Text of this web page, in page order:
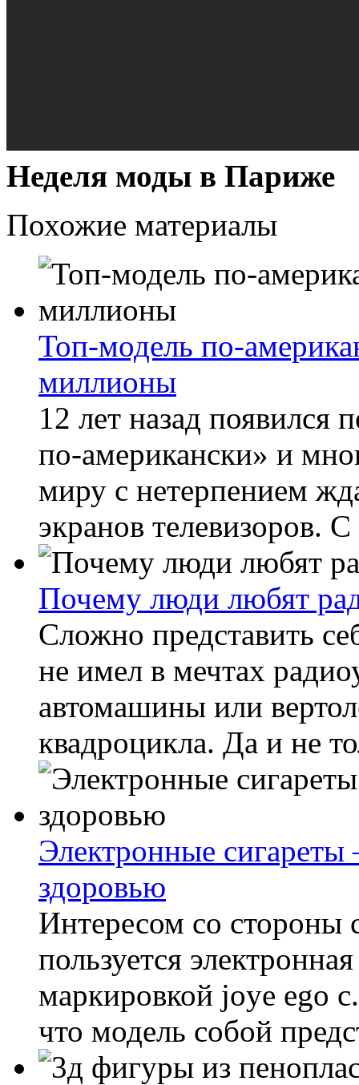
Неделя моды в Париже
Похожие материалы
Топ-модель по-
миллионы
12 лет назад появился
по-американски» и
миру с нетерпением
экранов телевизоров.
Почему люди любят
Сложно представить
не имел в мечтах
автомашины или
квадроцикла. Да и не
Электронные
здоровью
Интересом со стороны
пользуется
маркировкой joye ego
что модель собой